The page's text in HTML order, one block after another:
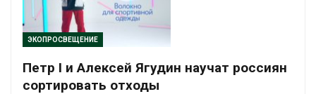
ЭКОПРОСВЕЩЕНИЕ
Петр I и Алексей Ягудин научат россиян
сортировать отходы